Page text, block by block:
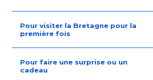
Pour visiter la Bretagne pour la
première fois
Pour faire une surprise ou un
cadeau